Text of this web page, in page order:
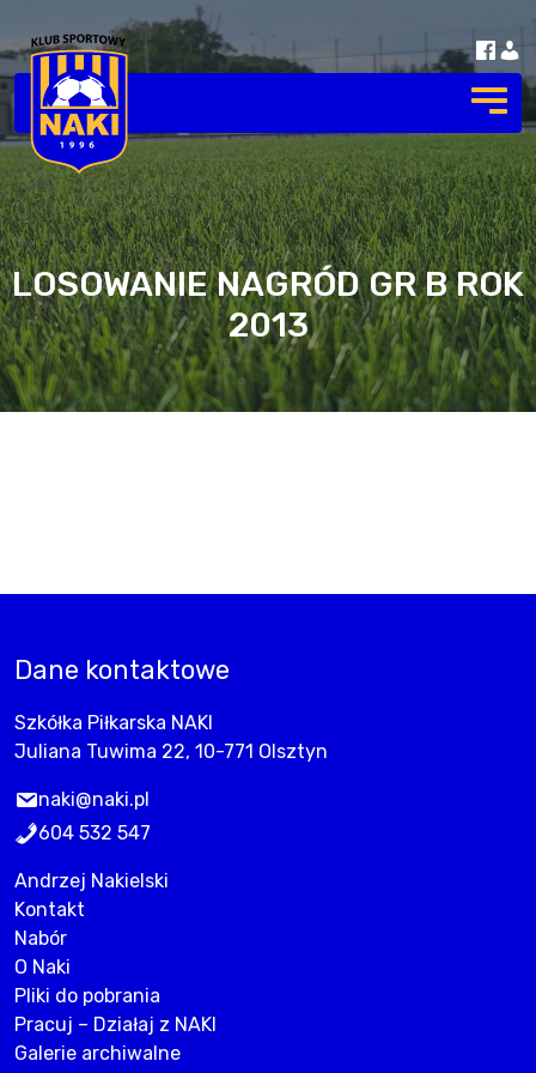
LOSOWANIE NAGRÓD GR B ROK
2013
Dane kontaktowe
Szkółka Piłkarska NAKI
Juliana Tuwima 22, 10-771 Olsztyn
naki@naki.pl
604 532 547
Andrzej Nakielski
Kontakt
Nabór
O Naki
Pliki do pobrania
Pracuj – Działaj z NAKI
Galerie archiwalne